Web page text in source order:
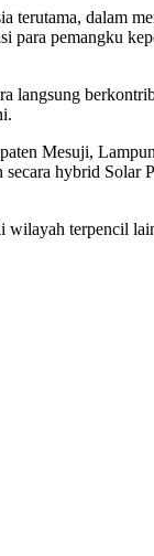
dalam
para pemangku
langsung
Mesuji,
hybrid Solar
wilayah terpencil